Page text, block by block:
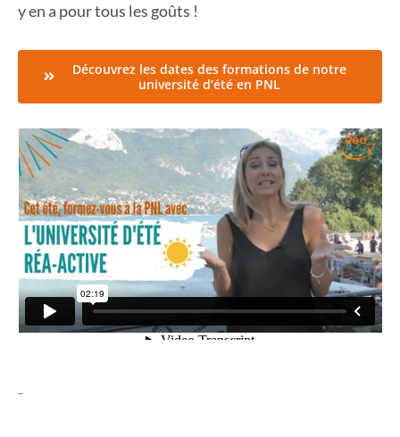
y en a pour tous les goûts !
Découvrez les dates des formations de notre
université d’été en PNL